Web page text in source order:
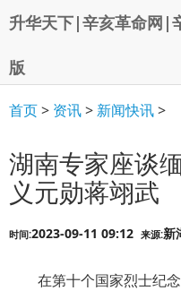
升华天下|辛亥革命网|
版
首页> 资讯> 新闻快讯>
湖南专家座谈
义元勋蒋翊武
时间:2023-09-11 09:12 来源:新
在第十个国家烈士纪念